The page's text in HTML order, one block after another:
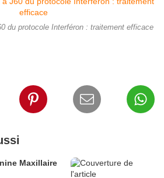
du protocole Interféron : traitement efficace
Maxillaire